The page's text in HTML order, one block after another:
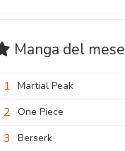
Manga del mese
1 Martial Peak
2 One Piece
3 Berserk